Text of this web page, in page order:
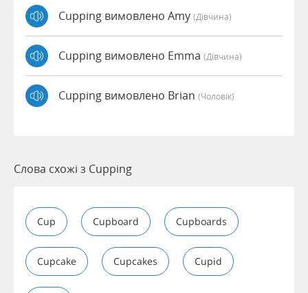
Cupping вимовлено Amy (дівчина)
Cupping вимовлено Emma (дівчина)
Cupping вимовлено Brian (чоловік)
Слова схожі з Cupping
Cup Cupboard Cupboards
Cupcake Cupcakes Cupid